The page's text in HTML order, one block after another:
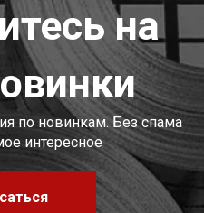
на
по новинкам. Без спама
интересное